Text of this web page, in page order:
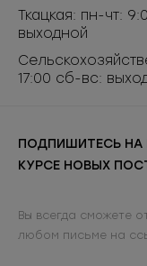
Ткацкая: пн-чт:
выходной
17:00 сб-вс:
ПОДПИШИТЕСЬ НА
КУРСЕ НОВЫХ
Вы всегда сможете
любом письме на